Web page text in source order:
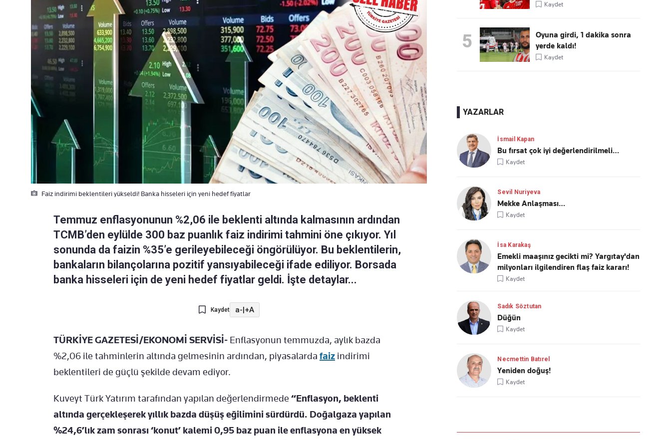
Faiz indirimi beklentileri yükseldi! Banka hisseleri için yeni hedef fiyatlar
Temmuz enflasyonunun %2,06 ile beklenti altında kalmasının ardından
TCMB’den eylülde 300 baz puanlık faiz indirimi tahmini öne çıkıyor. Yıl
sonunda da faizin %35’e gerileyebileceği öngörülüyor. Bu beklentilerin,
bankaların bilançolarına pozitif yansıyabileceği ifade ediliyor. Borsada
banka hisseleri için de yeni hedef fiyatlar geldi. İşte detaylar...
Kaydet a-|+A
TÜRKİYE GAZETESİ/EKONOMİ SERVİSİ- Enflasyonun temmuzda, aylık bazda
%2,06 ile tahminlerin altında gelmesinin ardından, piyasalarda faiz indirimi
beklentileri de güçlü şekilde devam ediyor.
Kuveyt Türk Yatırım tarafından yapılan değerlendirmede “Enflasyon, beklenti
altında gerçekleşerek yıllık bazda düşüş eğilimini sürdürdü. Doğalgaza yapılan
%24,6’lık zam sonrası ‘konut’ kalemi 0,95 baz puan ile enflasyona en yüksek
Kaydet
5
Oyuna girdi, 1 dakika sonra
yerde kaldı!
Kaydet
YAZARLAR
İsmail Kapan
Bu fırsat çok iyi değerlendirilmeli…
Kaydet
Sevil Nuriyeva
Mekke Anlaşması…
Kaydet
İsa Karakaş
Emekli maaşınız gecikti mi? Yargıtay'dan
milyonları ilgilendiren flaş faiz kararı!
Kaydet
Sadık Söztutan
Düğün
Kaydet
Necmettin Batırel
Yeniden doğuş!
Kaydet